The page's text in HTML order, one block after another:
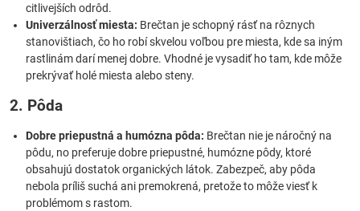
citlivejších odrôd.
Univerzálnosť miesta: Brečtan je schopný rásť na rôznych
stanovištiach, čo ho robí skvelou voľbou pre miesta, kde sa iným
rastlinám darí menej dobre. Vhodné je vysadiť ho tam, kde môže
prekrývať holé miesta alebo steny.
2. Pôda
Dobre priepustná a humózna pôda: Brečtan nie je náročný na
pôdu, no preferuje dobre priepustné, humózne pôdy, ktoré
obsahujú dostatok organických látok. Zabezpeč, aby pôda
nebola príliš suchá ani premokrená, pretože to môže viesť k
problémom s rastom.